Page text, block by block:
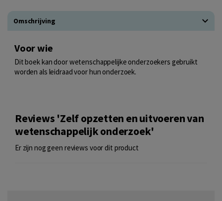
Omschrijving
Voor wie
Dit boek kan door wetenschappelijke onderzoekers gebruikt
worden als leidraad voor hun onderzoek.
Reviews 'Zelf opzetten en uitvoeren van
wetenschappelijk onderzoek'
Er zijn nog geen reviews voor dit product